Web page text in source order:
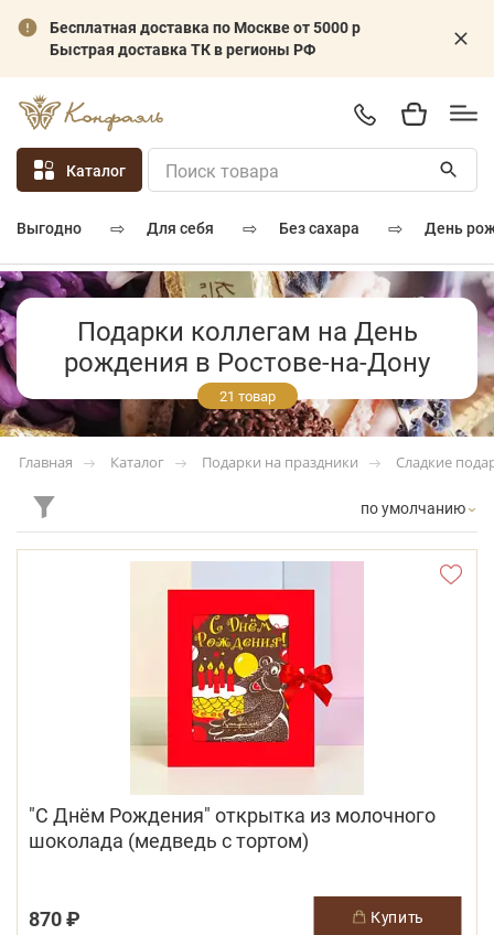
Бесплатная доставка по Москве от 5000 р
Быстрая доставка ТК в регионы РФ
Каталог
выгодно ⇨ для себя ⇨ без сахара ⇨ день
Подарки коллегам на День
рождения в Ростове-на-Дону
21 товар
Главная Каталог Подарки на праздники Сладкие
по умолчанию
"С Днём Рождения" открытка из молочного
шоколада (медведь с тортом)
870 ₽ купить